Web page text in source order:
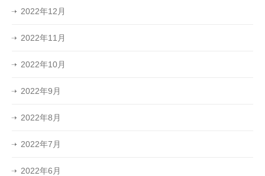
2022年12月
2022年11月
2022年10月
2022年9月
2022年8月
2022年7月
2022年6月